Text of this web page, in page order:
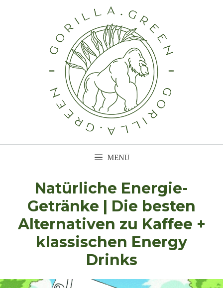
MENÜ
Natürliche Energie-
Getränke | Die besten
Alternativen zu Kaffee +
klassischen Energy
Drinks